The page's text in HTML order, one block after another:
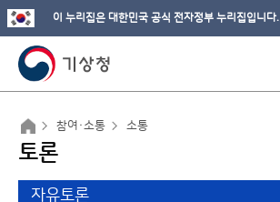
이 누리집은 대한민국 공식 전자정부 누리집입니다.
참여·소통 소통
토론
자유토론